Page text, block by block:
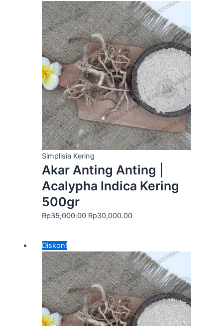
Simplisia Kering
Akar Anting Anting |
Acalypha Indica Kering
500gr
Rp35,000.00
aslinya
adalah:
Rp35,000.00.
Rp30,000.00
saat
ini
adalah:
Rp30,000.00.
Diskon!
aslinya
adalah:
Rp120,000.00.
saat
ini
adalah:
Rp75,000.00.